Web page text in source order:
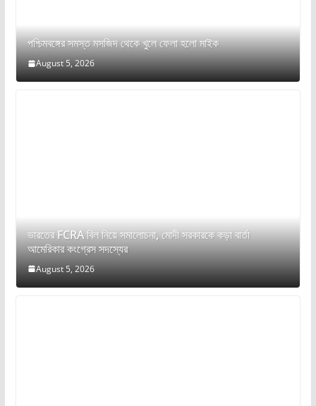
পশ্চিমবঙ্গের সমস্ত মসজিদ থেকে খুলে ফেলা হলো মাইক
August 5, 2026
ভারতের FCRA বিল নিয়ে সমালোচনা, মোদী সরকারকে কড়া বার্তা
আমেরিকার কংগ্রেস সদস্যের
August 5, 2026